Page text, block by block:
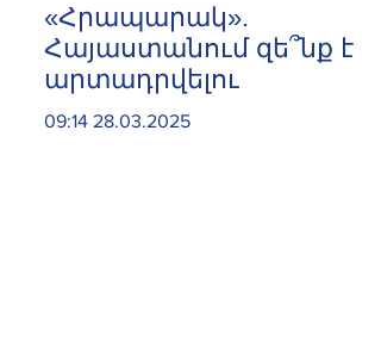
«Հրապարակ».
Հայաստանում զե՞նք է
արտադրվելու
09:14 28.03.2025